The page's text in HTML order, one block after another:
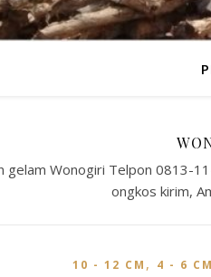
gelam Wonogiri Telpon
ongkos kirim,
10 - 12 CM , 4 - 6 CM